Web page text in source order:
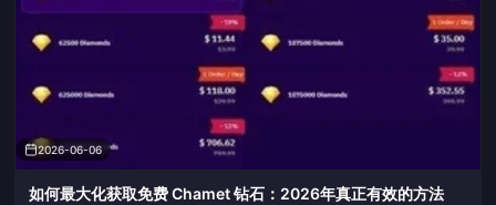
2026-06-06
如何最大化获取免费 Chamet 钻石：2026年真正有效的方法